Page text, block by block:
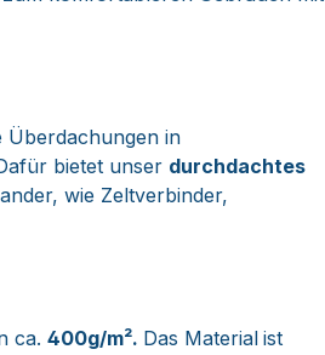
Überdachungen in
bietet unser durchdachtes
wie Zeltverbinder,
ca.400g/m². Das Material ist